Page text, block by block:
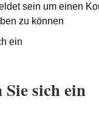
sein um einen
zu können
ein
sich ein